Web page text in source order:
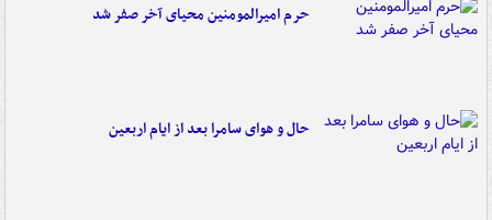
حرم امیرالمومنین محیای آخر صفر شد
حال و هوای سامرا بعد از ایام اربعین